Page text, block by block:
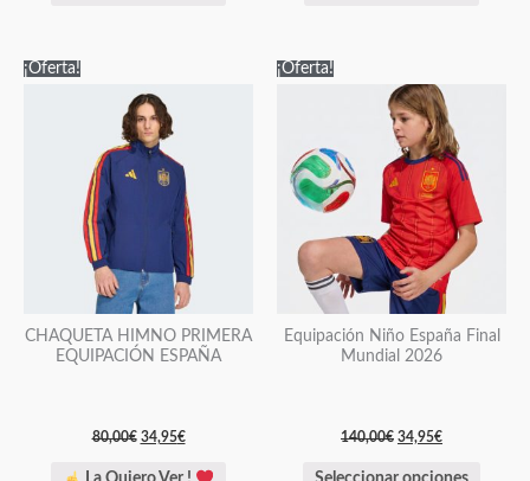
¡Oferta!
CHAQUETA HIMNO PRIMERA
EQUIPACIÓN ESPAÑA
80,00€
original
era:
80,00€.
34,95€
producto
tiene
múltiples
variantes.
opciones
se
pueden
elegir
en
¡Oferta!
Equipación Niño España Final
Mundial 2026
140,00€
precio
original
era:
140,00€.
34,95€
actual
es:
34,95€.
producto
tiene
múltiples
variantes.
Las
opciones
se
pueden
elegir
en